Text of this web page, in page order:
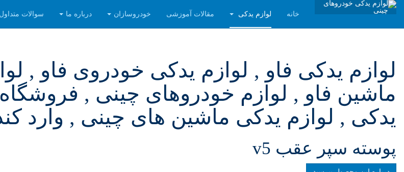
خانه لوازم یدکی مقالات آموزشی خودروسازان درباره ما سوالات متداول
لوازم یدکی فاو , لوازم یدکی خودروی فاو ,
ماشین فاو , لوازم خودروهای چینی , فروشگاه
یدکی , لوازم یدکی ماشین های چینی , وارد
پوسته سپر عقب v5